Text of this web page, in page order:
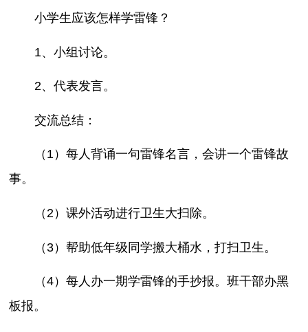
小学生应该怎样学雷锋？
1、小组讨论。
2、代表发言。
交流总结：
（1）每人背诵一句雷锋名言，会讲一个雷锋故
事。
（2）课外活动进行卫生大扫除。
（3）帮助低年级同学搬大桶水，打扫卫生。
（4）每人办一期学雷锋的手抄报。班干部办黑
板报。